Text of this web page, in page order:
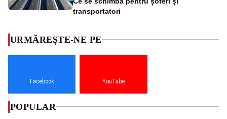
transportatori
URMĂREȘTE-NE PE
Facebook YouTube
POPULAR